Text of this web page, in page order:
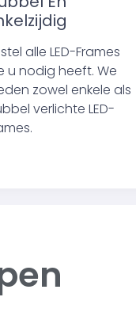
alle LED-Frames
u nodig heeft. We
zowel enkele als
verlichte LED-